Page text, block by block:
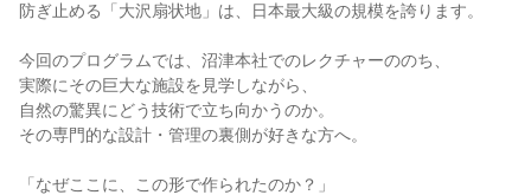
防ぎ止める「大沢扇状地」は、日本最大級の規模を誇ります。
今回のプログラムでは、沼津本社でのレクチャーののち、
実際にその巨大な施設を見学しながら、
自然の驚異にどう技術で立ち向かうのか。
その専門的な設計・管理の裏側が好きな方へ。
「なぜここに、この形で作られたのか？」